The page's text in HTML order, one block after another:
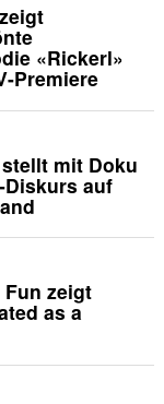
«Rickerl»
Premiere
mit Doku
Diskurs auf
zeigt
as a